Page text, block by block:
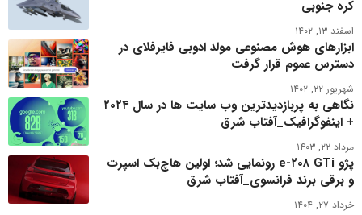
کره جنوبی
اسفند ۱۳, ۱۴۰۲
ابزارهای هوش مصنوعی مولد ادوبی فایرفلای در
دسترس عموم قرار گرفت
شهریور ۲۲, ۱۴۰۲
نگاهی به پربازدیدترین وب سایت ها در سال ۲۰۲۴
+ اینفوگرافیک_آفتاب شرق
مرداد ۲۲, ۱۴۰۳
پژو e-۲۰۸ GTi رونمایی شد؛ اولین هاچ‌بک اسپرت
و برقی برند فرانسوی_آفتاب شرق
خرداد ۲۷, ۱۴۰۴